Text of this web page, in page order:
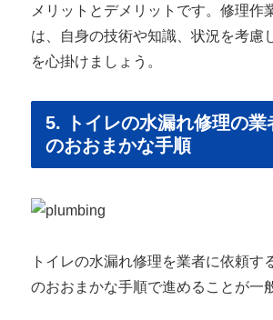
メリットとデメリットです。修理作
は、自身の技術や知識、状況を考慮
を心掛けましょう。
5. トイレの水漏れ修理の業
のおおまかな手順
トイレの水漏れ修理を業者に依頼す
のおおまかな手順で進めることが一